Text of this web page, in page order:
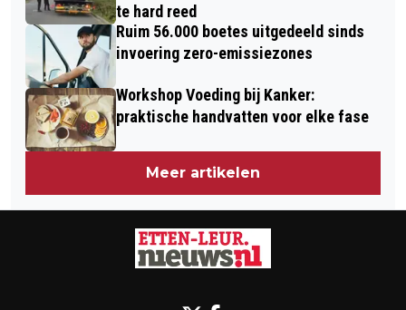
te hard reed
Ruim 56.000 boetes uitgedeeld sinds
invoering zero-emissiezones
Workshop Voeding bij Kanker:
praktische handvatten voor elke fase
Meer artikelen